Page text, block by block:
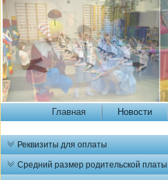
Главная Новости
Реквизиты для оплаты
Средний размер родительской платы